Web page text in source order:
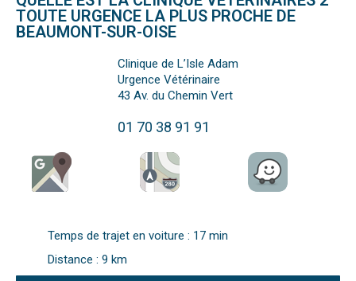
TOUTE URGENCE LA PLUS PROCHE DE
BEAUMONT-SUR-OISE
Clinique de L’Isle Adam
Urgence Vétérinaire
43 Av. du Chemin Vert
01 70 38 91 91
Temps de trajet en voiture : 17 min
Distance : 9 km